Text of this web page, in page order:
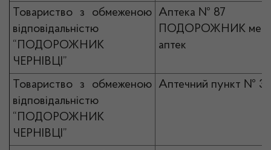
Товариство з обмеженою
відповідальністю
“ПОДОРОЖНИК
ЧЕРНІВЦІ”
Аптека № 87
ПОДОРОЖНИК
аптек
Товариство з обмеженою
відповідальністю
“ПОДОРОЖНИК
ЧЕРНІВЦІ”
Аптечний пункт № 3